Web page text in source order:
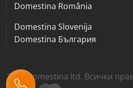
Domestina România
Domestina Slovenija
Domestina България
2026 Domestina ltd. Всички